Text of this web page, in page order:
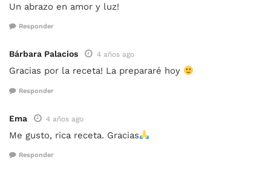
Un abrazo en amor y luz!
Responder
Bárbara Palacios 4 años ago
Gracias por la receta! La prepararé hoy
Responder
Ema 4 años ago
Me gusto, rica receta. Gracias
Responder